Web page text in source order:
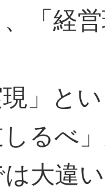
「経
現」と
るべ
大違